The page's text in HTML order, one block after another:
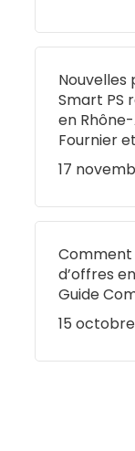
Nouvelles
Smart PS
en
Fournier
17
d’offres
Guide
15